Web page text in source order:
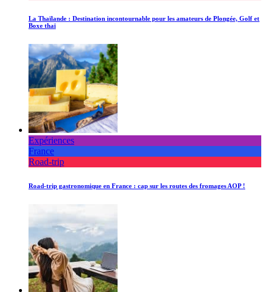
La Thaïlande : Destination incontournable pour les amateurs de Plongée, Golf et
Boxe thaï
Expériences
France
Road-trip
Road-trip gastronomique en France : cap sur les routes des fromages AOP !